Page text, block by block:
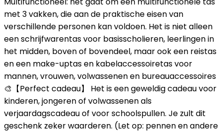
met 3 vakken, die aan de praktische eisen van
verschillende personen kan voldoen. Het is niet alleen
een schrijfwarentas voor basisscholieren, leerlingen in
het midden, boven of bovendeel, maar ook een reistas
en een make-uptas en kabelaccessoiretas voor
mannen, vrouwen, volwassenen en bureauaccessoires
🎨【Perfect cadeau】 Het is een geweldig cadeau voor
kinderen, jongeren of volwassenen als
verjaardagscadeau of voor schoolspullen. Je zult dit
geschenk zeker waarderen. (Let op: pennen en andere